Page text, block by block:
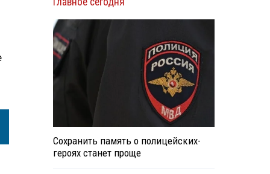
Сохранить память о полицейских-
героях станет проще